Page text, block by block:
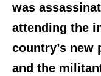
was
attending the
country’s
and the